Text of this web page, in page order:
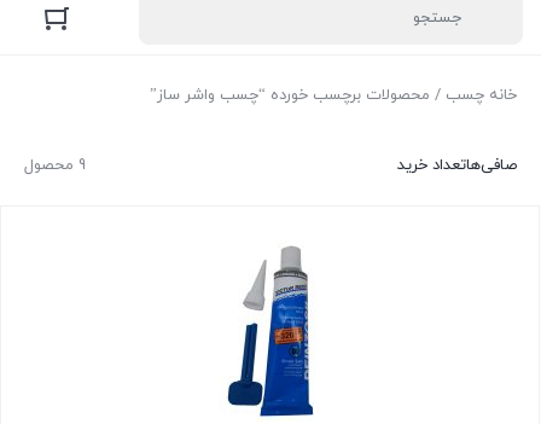
خانه چسب / محصولات برچسب خورده “چسب واشر ساز”
9 محصول صافی‌هاتعداد خرید